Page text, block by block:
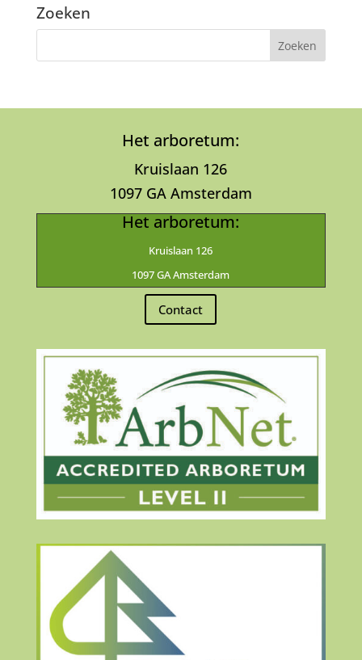
Zoeken
Het arboretum:
Kruislaan 126
1097 GA Amsterdam
Het arboretum:
Kruislaan 126
1097 GA Amsterdam
Contact